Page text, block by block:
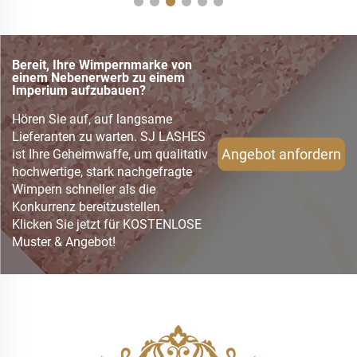
Bereit, Ihre Wimpernmarke von
einem Nebenerwerb zu einem
Imperium aufzubauen?
Hören Sie auf, auf langsame
Lieferanten zu warten. SJ LASHES
ist Ihre Geheimwaffe, um qualitativ
hochwertige, stark nachgefragte
Wimpern schneller als die
Konkurrenz bereitzustellen.
Klicken Sie jetzt für KOSTENLOSE
Muster & Angebot!
Angebot anfordern